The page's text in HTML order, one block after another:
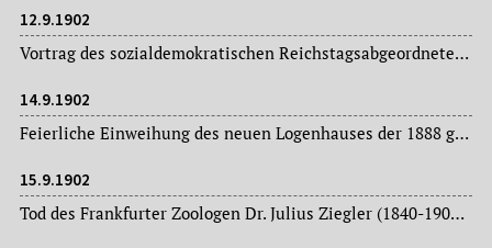
12.9.1902
Vortrag des sozialdemokratischen Reichstagsabgeordneten Eduard Bernstein im Gewerkschaftshaus: „Über die soziale Bedeutung des Wahlrechts und das Dreiklassenwahlrecht in Preußen“.
14.9.1902
Feierliche Einweihung des neuen Logenhauses der 1888 gegründeten „Frankfurt-Loge XX 392 N. O. B. B.“, Eschersheimer Landstraße 27.
15.9.1902
Tod des Frankfurter Zoologen Dr. Julius Ziegler (1840-1902), von 1870 bis 1900 Mitglied des „Meteorologischen Komitees“ des Physikalischen Vereins, Mitwirkung in der Chemischen Gesellschaft und in der Senckenbergischen Naturforschenden Gesellschaft, seit 1874 korrespondierender Sekretär der Senckenbergischen Naturforschenden Gesellschaft, Mitglied des städtischen Gesundheitsrats zur Verbesserung der hygienischen Verhältnisse in Frankfurt am Main. [nicht 25.09! Todesdatum lt. „Frankfurter Zeitung“, Nr. 260, 19.09.1902, 3. Morgenblatt, S.1]